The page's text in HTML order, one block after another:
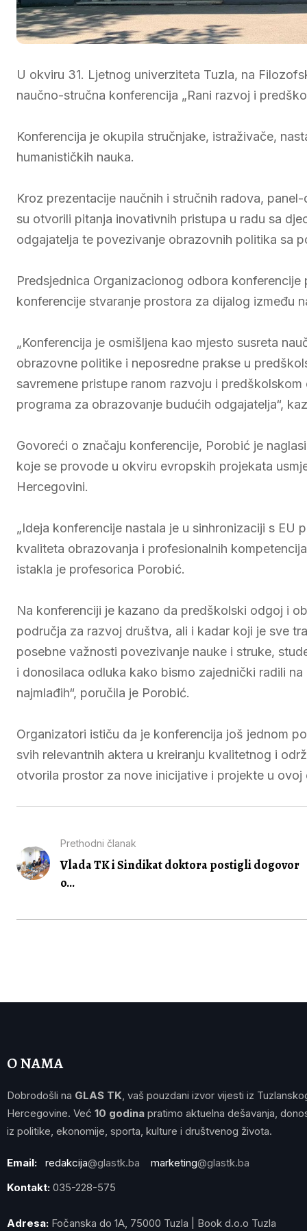
U okviru 31. Ljetnog univerziteta Tuzla, na
naučno-stručna konferencija „Rani razvoj i
Konferencija je okupila stručnjake, istraživače,
humanističkih nauka.
Kroz prezentacije naučnih i stručnih radova,
su otvorili pitanja inovativnih pristupa u radu sa
odgajatelja te povezivanje obrazovnih politika sa
Predsjednica Organizacionog odbora
konferencije stvaranje prostora za dijalog između
„Konferencija je osmišljena kao mjesto susreta
obrazovne politike i neposredne prakse u
savremene pristupe ranom razvoju i
programa za obrazovanje budućih odgajatelja“,
Govoreći o značaju konferencije, Porobić je
koje se provode u okviru evropskih projekata
Hercegovini.
„Ideja konferencije nastala je u sinhronizaciji s
kvaliteta obrazovanja i profesionalnih
istakla je profesorica Porobić.
Na konferenciji je kazano da predškolski odgoj i
područja za razvoj društva, ali i kadar koji je sve
posebne važnosti povezivanje nauke i struke,
i donosilaca odluka kako bismo zajednički radili
najmlađih“, poručila je Porobić.
Organizatori ističu da je konferencija još jednom
svih relevantnih aktera u kreiranju kvalitetnog i
otvorila prostor za nove inicijative i projekte u ovoj
Prethodni članak
Vlada TK i Sindikat doktora postigli dogovor
o...
O NAMA
Dobrodošli na GLAS TK, vaš pouzdani izvor vijesti iz
Hercegovine. Već 10 godina pratimo aktuelna dešavanja,
iz politike, ekonomije, sporta, kulture i društvenog života.
Email: redakcija@glastk.ba marketing@glastk.ba
Kontakt: 035-228-575
Adresa: Fočanska do 1A, 75000 Tuzla | Book d.o.o Tuzla